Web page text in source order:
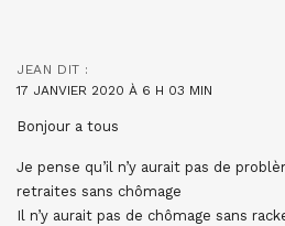
JEAN DIT :
17 JANVIER 2020 À 6 H 03 MIN
Bonjour a tous
Je pense qu’il n’y aurait pas de
retraites sans chômage
Il n’y aurait pas de chômage sans